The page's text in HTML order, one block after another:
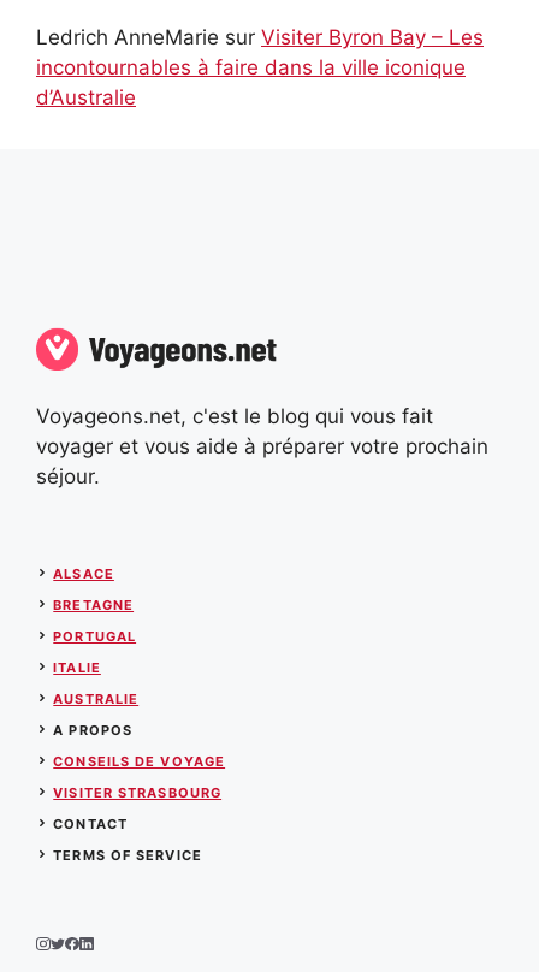
Ledrich AnneMarie sur Visiter Byron Bay – Les
incontournables à faire dans la ville iconique
d’Australie
Voyageons.net, c'est le blog qui vous fait
voyager et vous aide à préparer votre prochain
séjour.
ALSACE
BRETAGNE
PORTUGAL
ITALIE
AUSTRALIE
A PROPOS
CONSEILS DE VOYAGE
VISITER STRASBOURG
CONTACT
TERMS OF SERVICE